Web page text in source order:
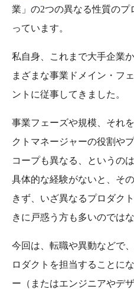
業」の2つの異なる性質の
っています。
私自身、これまで大手企業
まざまな事業ドメイン・フ
ントに従事してきました。
事業フェーズや規模、それ
クトマネージャーの役割や
コープも異なる、というの
具体的な経験がないと、そ
きず、いざ異なるプロダク
きに戸惑う方も多いのでは
今回は、転職や異動などで
ロダクトを担当することに
ー（またはエンジニアやデ